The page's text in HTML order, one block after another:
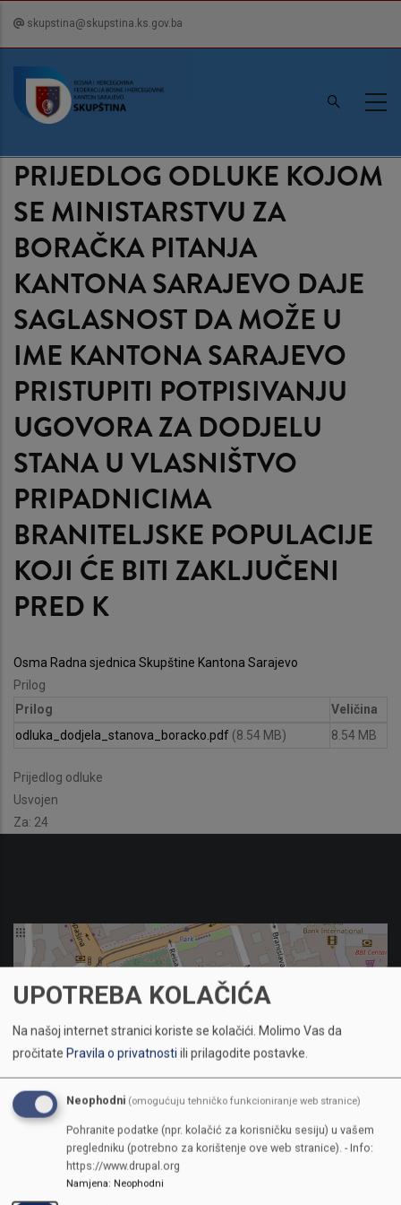
content
skupstina@skupstina.ks.gov.ba
PRIJEDLOG ODLUKE KOJOM
SE MINISTARSTVU ZA
BORAČKA PITANJA
KANTONA SARAJEVO DAJE
SAGLASNOST DA MOŽE U
IME KANTONA SARAJEVO
PRISTUPITI POTPISIVANJU
UGOVORA ZA DODJELU
STANA U VLASNIŠTVO
PRIPADNICIMA
BRANITELJSKE POPULACIJE
KOJI ĆE BITI ZAKLJUČENI
PRED K
Osma Radna sjednica Skupštine Kantona Sarajevo
Prilog
Prilog
Veličina
odluka_dodjela_stanova_boracko.pdf (8.54 MB) 8.54 MB
Prijedlog odluke
Usvojen
Za: 24
UPOTREBA KOLAČIĆA
Na našoj internet stranici koriste se kolačići. Molimo Vas da
pročitate Pravila o privatnostiili prilagodite postavke.
Neophodni (omogućuju tehničko funkcioniranje web stranice)
Pohranite podatke (npr. kolačić za korisničku sesiju) u vašem
pregledniku (potrebno za korištenje ove web stranice). - Info:
https://www.drupal.org
Namjena: Neophodni